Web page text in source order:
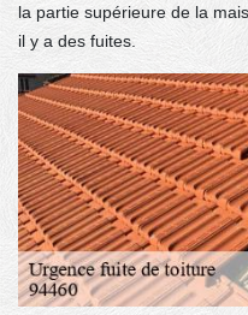
la partie supérieure de la
il y a des fuites.